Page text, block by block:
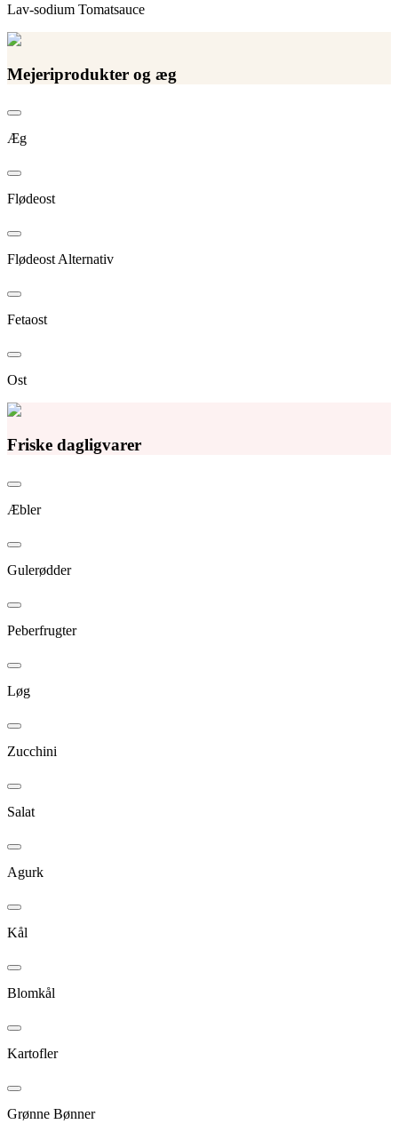
Lav-sodium Tomatsauce
Mejeriprodukter og æg
Æg
Flødeost
Flødeost Alternativ
Fetaost
Ost
Friske dagligvarer
Æbler
Gulerødder
Peberfrugter
Løg
Zucchini
Salat
Agurk
Kål
Blomkål
Kartofler
Grønne Bønner